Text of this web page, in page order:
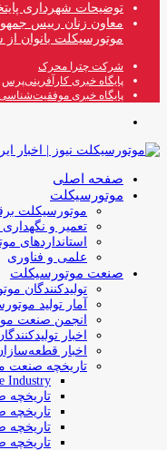
توضیحات شهرداری
معاون زنان رییس
موتورسیکلت بانوان
شرکت چترا محرک
پایگاه خبری کارآفرینی‌پرس
پایگاه خبری
صفحه اصلی
موتورسیکلت
موتورسیکلت
تعمیر و
استانداردهای
علمی و فناوری
صنعت موتورسیکلت
تولیدکنندگان
آمار تولید
انجمن صنعت
اخبار
اخبار
تاریخچه صنعت
Industry